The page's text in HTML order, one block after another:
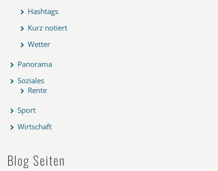
Hashtags
Kurz notiert
Wetter
Panorama
Soziales
Rente
Sport
Wirtschaft
Blog Seiten